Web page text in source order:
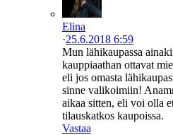
Elina
·25.6.2018 6:59
Mun lähikaupassa
kauppiaathan ottavat
eli jos omasta
sinne valikoimiin!
aikaa sitten, eli voi olla
tilauskatkos kaupoissa.
Vastaa